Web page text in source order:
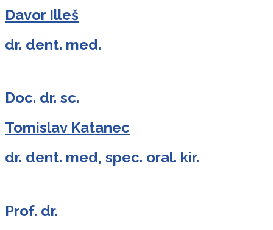
Davor Illeš
dr. dent. med.
Doc. dr. sc.
Tomislav Katanec
dr. dent. med, spec. oral. kir.
Prof. dr.